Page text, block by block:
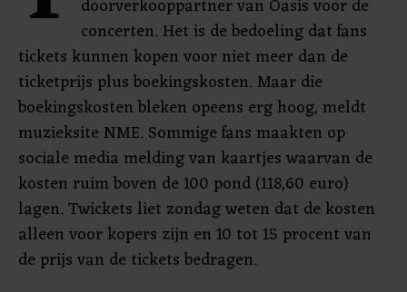
doorverkooppartner van Oasis voor de
concerten. Het is de bedoeling dat fans
tickets kunnen kopen voor niet meer dan de
ticketprijs plus boekingskosten. Maar die
boekingskosten bleken opeens erg hoog, meldt
muzieksite NME. Sommige fans maakten op
sociale media melding van kaartjes waarvan de
kosten ruim boven de 100 pond (118,60 euro)
lagen. Twickets liet zondag weten dat de kosten
alleen voor kopers zijn en 10 tot 15 procent van
de prijs van de tickets bedragen.